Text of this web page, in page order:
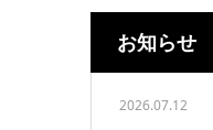
お知らせ
2026.07.12